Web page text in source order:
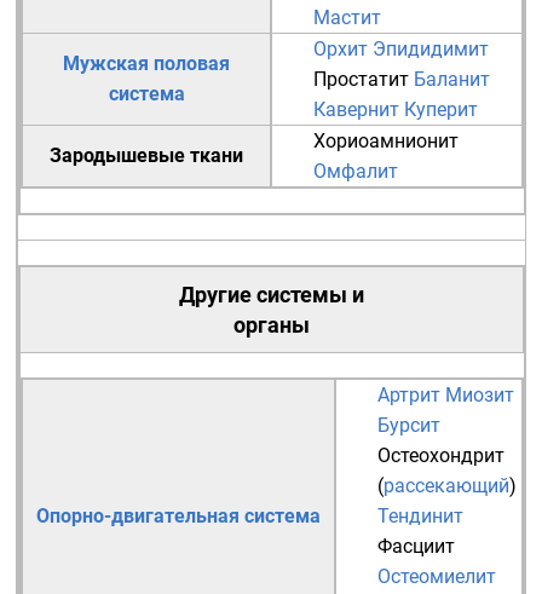
Мастит
Мужская половая
система
Орхит Эпидидимит
Простатит Баланит
Кавернит Куперит
Зародышевые ткани
Хориоамнионит
Омфалит
Другие системы и
органы
Опорно-двигательная система
Артрит Миозит
Бурсит
Остеохондрит
(рассекающий)
Тендинит
Фасциит
Остеомиелит